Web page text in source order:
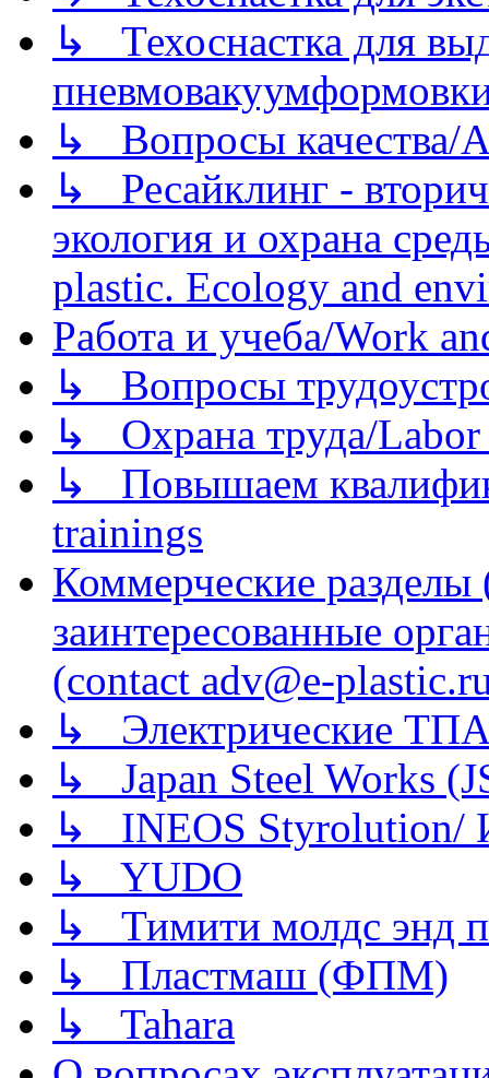
↳ Техоснастка для
↳ Вопросы качества/
↳ Ресайклинг -
экология и охрана
plastic. Ecology and
Работа и учеба/Work
↳ Вопросы
↳ Охрана труда/Labor
↳ Повышаем
trainings
Коммерческие
заинтересованные
(contact adv@e-
↳ Электрические
↳ Japan Steel Works
↳ INEOS
↳ YUDO
↳ Тимити молдс энд
↳ Пластмаш (ФПМ)
↳ Tahara